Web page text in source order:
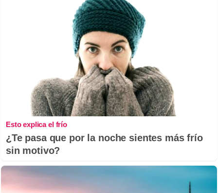
Esto explica el frío
¿Te pasa que por la noche sientes más frío
sin motivo?